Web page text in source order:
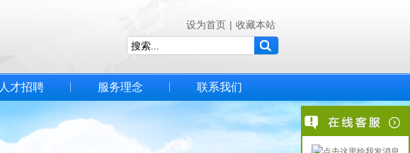
设为首页 | 收藏本站
人才招聘 服务理念 联系我们